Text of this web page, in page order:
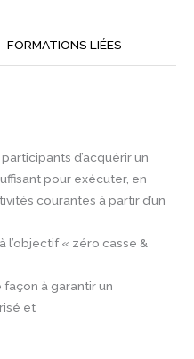
FORMATIONS LIÉES
d’acquérir un
pour exécuter, en
courantes à partir d’un
l’objectif « zéro casse &
façon à garantir un
et